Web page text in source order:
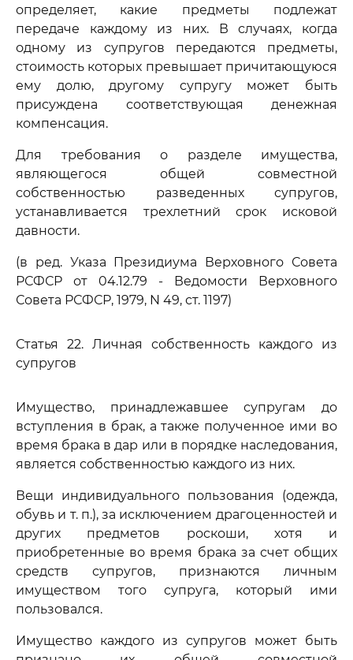
определяет, какие предметы подлежат
передаче каждому из них. В случаях, когда
одному из супругов передаются предметы,
стоимость которых превышает причитающуюся
ему долю, другому супругу может быть
присуждена соответствующая денежная
компенсация.
Для требования о разделе имущества,
являющегося общей совместной
собственностью разведенных супругов,
устанавливается трехлетний срок исковой
давности.
(в ред. Указа Президиума Верховного Совета
РСФСР от 04.12.79 - Ведомости Верховного
Совета РСФСР, 1979, N 49, ст. 1197)
Статья 22. Личная собственность каждого из
супругов
Имущество, принадлежавшее супругам до
вступления в брак, а также полученное ими во
время брака в дар или в порядке наследования,
является собственностью каждого из них.
Вещи индивидуального пользования (одежда,
обувь и т. п.), за исключением драгоценностей и
других предметов роскоши, хотя и
приобретенные во время брака за счет общих
средств супругов, признаются личным
имуществом того супруга, который ими
пользовался.
Имущество каждого из супругов может быть